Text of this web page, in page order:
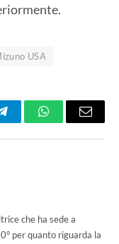
USA
TelegramWhatsAppEmail
che ha sede a
per quanto riguarda la